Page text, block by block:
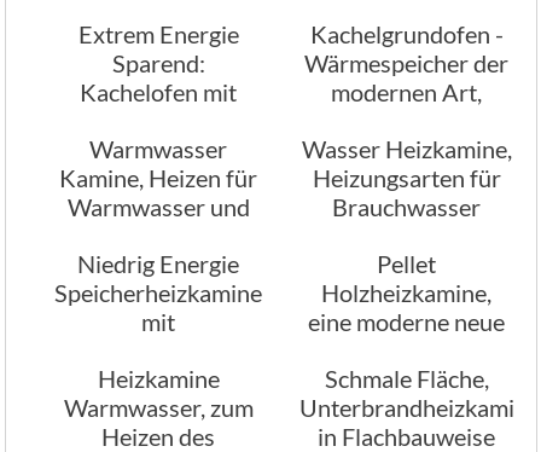
Ausführungen
Extrem Energie
Sparend:
Kachelofen mit
Kachelgrundofen -
Wärmespeicher der
modernen Art,
Stamminger
München
Warmwasser
Kamine, Heizen für
Warmwasser und
Wasser Heizkamine,
Heizungsarten für
Brauchwasser
Niedrig Energie
Speicherheizkamine
mit
Pellet
Holzheizkamine,
eine moderne neue
Heizkamine
Warmwasser, zum
Heizen des
Schmale Fläche,
in Flachbauweise